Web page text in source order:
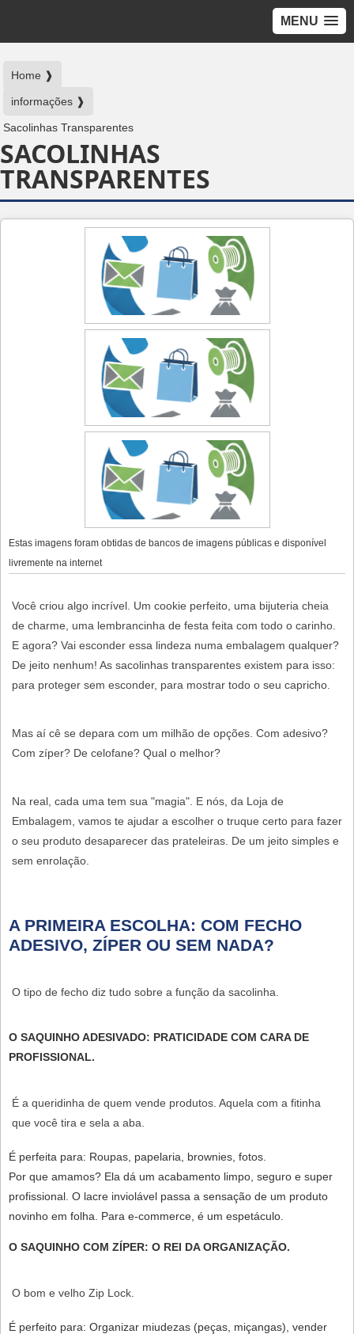
MENU
Home ❱
informações ❱
Sacolinhas Transparentes
SACOLINHAS
TRANSPARENTES
Estas imagens foram obtidas de bancos de imagens públicas e disponível
livremente na internet
Você criou algo incrível. Um cookie perfeito, uma bijuteria cheia
de charme, uma lembrancinha de festa feita com todo o carinho.
E agora? Vai esconder essa lindeza numa embalagem qualquer?
De jeito nenhum! As sacolinhas transparentes existem para isso:
para proteger sem esconder, para mostrar todo o seu capricho.
Mas aí cê se depara com um milhão de opções. Com adesivo?
Com zíper? De celofane? Qual o melhor?
Na real, cada uma tem sua "magia". E nós, da Loja de
Embalagem, vamos te ajudar a escolher o truque certo para fazer
o seu produto desaparecer das prateleiras. De um jeito simples e
sem enrolação.
A PRIMEIRA ESCOLHA: COM FECHO
ADESIVO, ZÍPER OU SEM NADA?
O tipo de fecho diz tudo sobre a função da sacolinha.
O SAQUINHO ADESIVADO: PRATICIDADE COM CARA DE
PROFISSIONAL.
É a queridinha de quem vende produtos. Aquela com a fitinha
que você tira e sela a aba.
É perfeita para: Roupas, papelaria, brownies, fotos.
Por que amamos? Ela dá um acabamento limpo, seguro e super
profissional. O lacre inviolável passa a sensação de um produto
novinho em folha. Para e-commerce, é um espetáculo.
O SAQUINHO COM ZÍPER: O REI DA ORGANIZAÇÃO.
O bom e velho Zip Lock.
É perfeito para: Organizar miudezas (peças, miçangas), vender